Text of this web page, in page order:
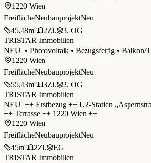
1220 Wien
FreiflächeNeubauprojektNeu
45,48m² 2Zi. 3. OG
TRISTAR Immobilien
NEU! • Photovoltaik • Bezugsfertig • Balkon/
1220 Wien
FreiflächeNeubauprojektNeu
55,43m² 3Zi. 2. OG
TRISTAR Immobilien
NEU! ++ Erstbezug ++ U2-Station
++ Terrasse ++ 1220 Wien ++
1220 Wien
FreiflächeNeubauprojektNeu
45m² 2Zi. EG
TRISTAR Immobilien